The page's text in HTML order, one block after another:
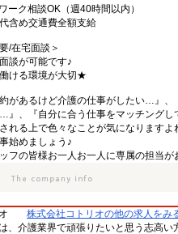
ーク相談OK（週40時間以内）
含め交通費全額支給
/在宅面談＞
談が可能です♪
ける環境が大切★
約があるけど介護の仕事がしたい…』
』、『自分に合う仕事をマッチングし
れる上で色々なことが気になります
始めましょう♪
フの皆様お一人お一人に専属の担当
株式会社コトリオの他の求人をみ
は、介護業界で頑張りたいと思う志高